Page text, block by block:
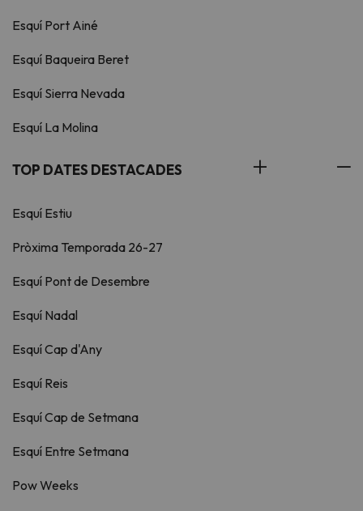
Esquí Port Ainé
Esquí Baqueira Beret
Esquí Sierra Nevada
Esquí La Molina
TOP DATES DESTACADES
Esquí Estiu
Pròxima Temporada 26-27
Esquí Pont de Desembre
Esquí Nadal
Esquí Cap d'Any
Esquí Reis
Esquí Cap de Setmana
Esquí Entre Setmana
Pow Weeks